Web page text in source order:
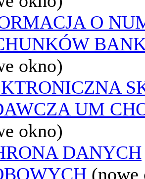
O
okno)
UM
okno)
DANYCH
(nowe